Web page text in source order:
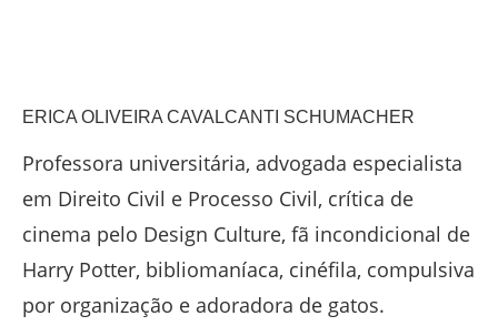
ERICA OLIVEIRA CAVALCANTI SCHUMACHER
Professora universitária, advogada especialista
em Direito Civil e Processo Civil, crítica de
cinema pelo Design Culture, fã incondicional de
Harry Potter, bibliomaníaca, cinéfila, compulsiva
por organização e adoradora de gatos.